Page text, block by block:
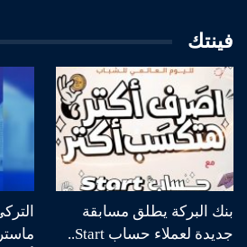
فينتك
بنك البركة يطلق مسابقة
جديدة لعملاء حساب Start..